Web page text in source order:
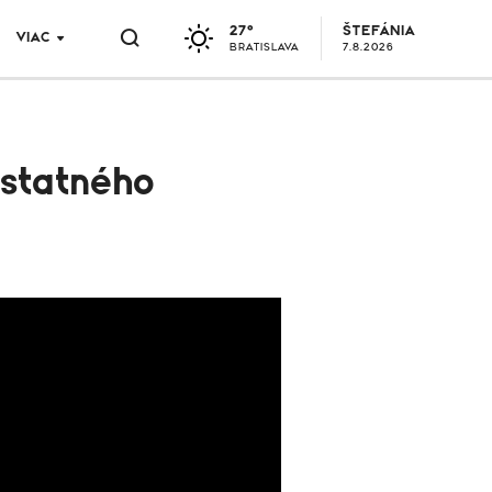
VIAC 27°
BRATISLAVA
ŠTEFÁNIA
7.8.2026